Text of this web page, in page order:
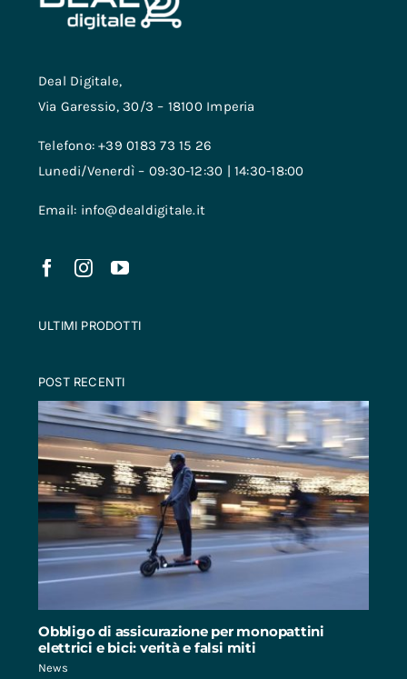
Deal Digitale,
Via Garessio, 30/3 – 18100 Imperia
Telefono: +39 0183 73 15 26
Lunedi/Venerdì – 09:30-12:30 | 14:30-18:00
Email: info@dealdigitale.it
ULTIMI PRODOTTI
POST RECENTI
Obbligo di assicurazione per monopattini
elettrici e bici: verità e falsi miti
News